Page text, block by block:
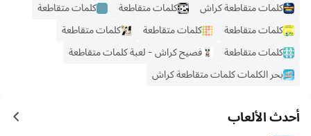
كلمات متقاطعة كراش كلمات متقاطعة
كلمات متقاطعة
كلمات متقاطعة
كلمات متقاطعة
كلمات متقاطعة
كلمات متقاطعة
فصيح كراش - لعبة كلمات متقاطعة
بحر الكلمات كلمات متقاطعة كراش
أحدث الألعاب